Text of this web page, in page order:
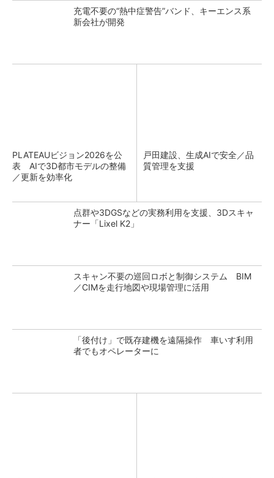
充電不要の“熱中症警告”バンド、キーエンス系
新会社が開発
PLATEAUビジョン2026を公
表 AIで3D都市モデルの整備
／更新を効率化
戸田建設、生成AIで安全／品
質管理を支援
点群や3DGSなどの実務利用を支援、3Dスキャ
ナー「Lixel K2」
スキャン不要の巡回ロボと制御システム BIM
／CIMを走行地図や現場管理に活用
「後付け」で既存建機を遠隔操作 車いす利用
者でもオペレーターに